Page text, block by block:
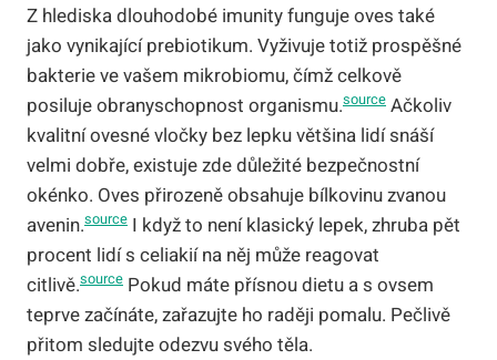
Z hlediska dlouhodobé imunity funguje oves také
jako vynikající prebiotikum. Vyživuje totiž prospěšné
bakterie ve vašem mikrobiomu, čímž celkově
posiluje obranyschopnost organismu.source Ačkoliv
kvalitní ovesné vločky bez lepku většina lidí snáší
velmi dobře, existuje zde důležité bezpečnostní
okénko. Oves přirozeně obsahuje bílkovinu zvanou
avenin.source I když to není klasický lepek, zhruba pět
procent lidí s celiakií na něj může reagovat
citlivě.source Pokud máte přísnou dietu a s ovsem
teprve začínáte, zařazujte ho raději pomalu. Pečlivě
přitom sledujte odezvu svého těla.